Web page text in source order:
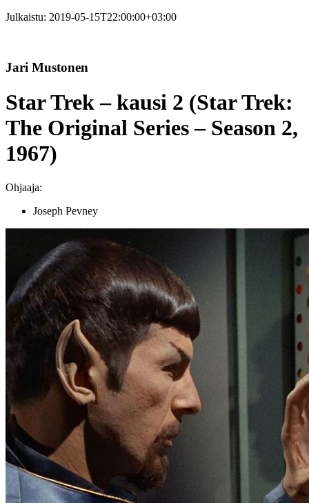
Julkaistu: 2019-05-15T22:00:00+03:00
Jari Mustonen
Star Trek – kausi 2 (Star Trek:
The Original Series – Season 2,
1967)
Ohjaaja:
Joseph Pevney